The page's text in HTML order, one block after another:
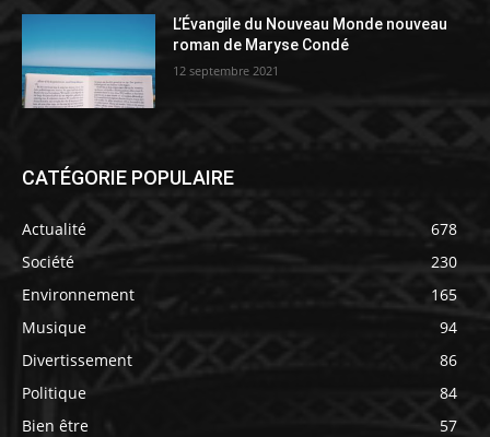
L’Évangile du Nouveau Monde nouveau
roman de Maryse Condé
12 septembre 2021
CATÉGORIE POPULAIRE
Actualité
678
Société
230
Environnement
165
Musique
94
Divertissement
86
Politique
84
Bien être
57